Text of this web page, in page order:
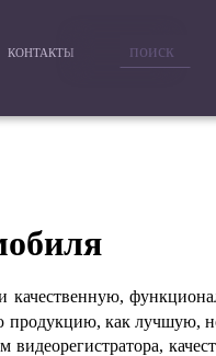
КОНТАКТЫ
качественную,
продукцию, как лучшую,